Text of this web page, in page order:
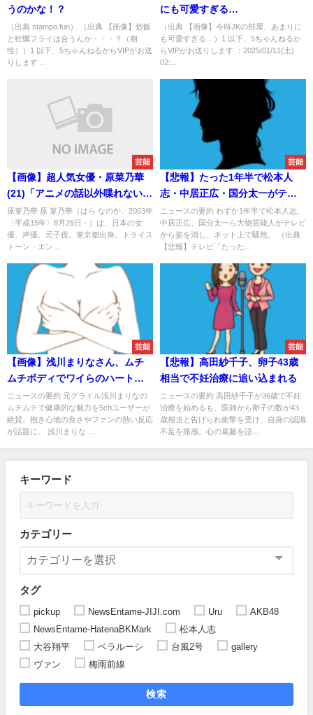
うのかな！？
（出典 stampo.fun） （出典 【画像】炒飯
と牡蠣フライは合うんか・・・？（相
性））1 以下、5ちゃんねるからVIPがお送
りします ...
にも可愛すぎる…
（出典 【画像】今時JKの部屋、あまりに
も可愛すぎる…）1 以下、5ちゃんねるか
らVIPがお送りします ：2025/01/11(土)
02:...
芸能
【画像】超人気女優・原菜乃華
(21)「アニメの話以外喋れない。
休日はずっと家にいてアニメと
か見てる」
原菜乃華 原 菜乃華（はら なのか、2003年
〈平成15年〉8月26日 - ）は、日本の女
優、声優、元子役。東京都出身。トライス
トーン・エン...
芸能
【悲報】たった1年半で松本人
志・中居正広・国分太一がテレ
ビから消えるｗｗｗ
ニュースの要約 わずか1年半で松本人志、
中居正広、国分太一ら大物芸能人がテレビ
から姿を消し、ネット上で騒然。 （出典
【悲報】テレビ「たった...
芸能
【画像】浅川まりなさん、ムチ
ムチボディでワイらのハート鷲
掴みやんけｗｗｗｗｗｗｗｗ
ニュースの要約 元グラドル浅川まりなの
ムチムチで健康的な魅力を5chユーザーが
絶賛。抱き心地の良さやファンの熱い反応
が話題に。 浅川まりな ...
芸能
【悲報】高田紗千子、卵子43歳
相当で不妊治療に追い込まれる
ニュースの要約 高田紗千子が36歳で不妊
治療を始めるも、医師から卵子の数が43
歳相当と告げられ衝撃を受け、自身の認識
不足を痛感。心の葛藤を語...
キーワード
カテゴリー
タグ
pickup NewsEntame-JIJI.com Uru
AKB48
NewsEntame-HatenaBKMark
松本人志
大谷翔平
ベラルーシ 台風2号
gallery
ヴァン
梅雨前線
検索